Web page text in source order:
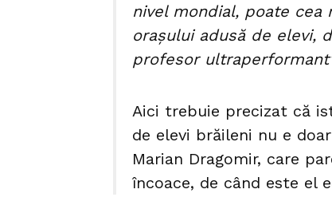
nivel mondial, poate
orașului adusă de elevi,
profesor
Aici trebuie precizat că
de elevi brăileni nu e
Marian Dragomir, care
încoace, de când este el